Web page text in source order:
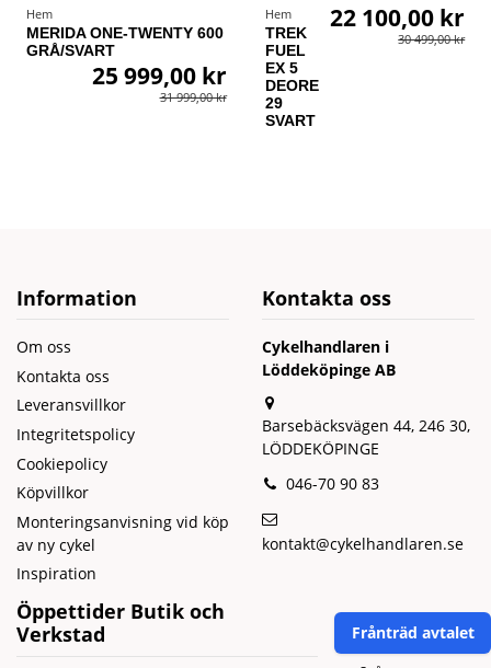
Hem
MERIDA ONE-TWENTY 600
GRÅ/SVART
25 999,00 kr
31 999,00 kr
Hem
TREK
FUEL
EX 5
DEORE
29
SVART
22 100,00 kr
30 499,00 kr
Information
Om oss
Kontakta oss
Leveransvillkor
Integritetspolicy
Cookiepolicy
Köpvillkor
Monteringsanvisning vid köp
av ny cykel
Inspiration
Kontakta oss
Cykelhandlaren i
Löddeköpinge AB
Barsebäcksvägen 44, 246 30,
LÖDDEKÖPINGE
046-70 90 83
kontakt@cykelhandlaren.se
Öppettider Butik och
Verkstad
Frånträd avtalet